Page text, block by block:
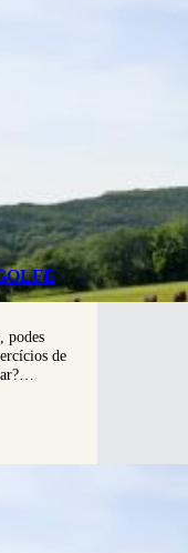
podes
de